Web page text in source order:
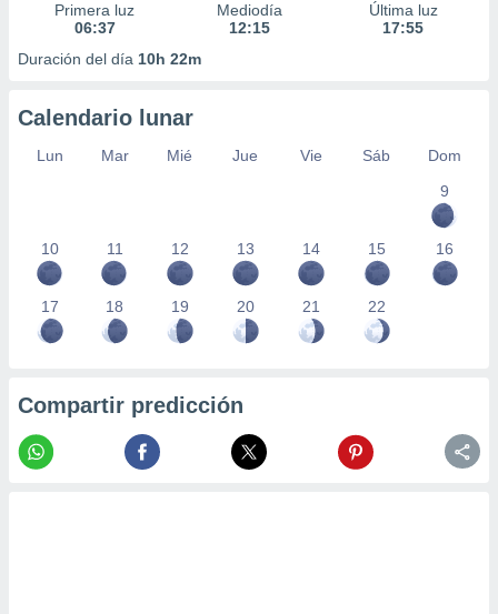
Primera luz
06:37
Mediodía
12:15
Última luz
17:55
Duración del día 10h 22m
Calendario lunar
Lun Mar Mié Jue Vie Sáb
Dom
9
10 11 12 13 14 15 16
17 18 19 20 21 22
Compartir predicción